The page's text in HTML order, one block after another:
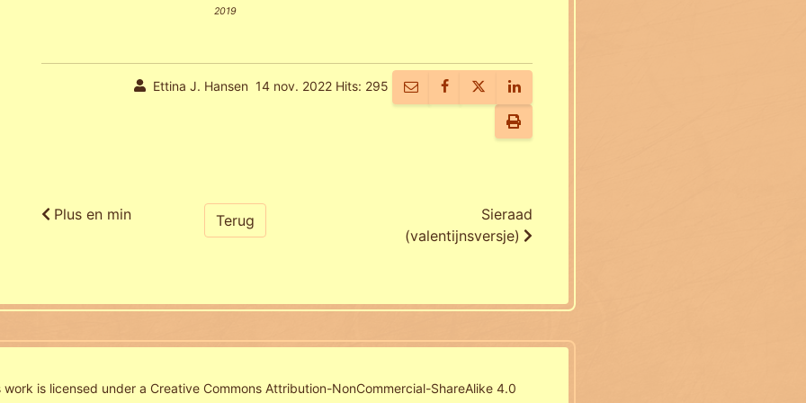
2019
Ettina J. Hansen 14 nov. 2022Hits: 295
Plus en min Terug
Sieraad
(valentijnsversje)
is licensed under a Creative Commons Attribution-NonCommercial-ShareAlike 4.0